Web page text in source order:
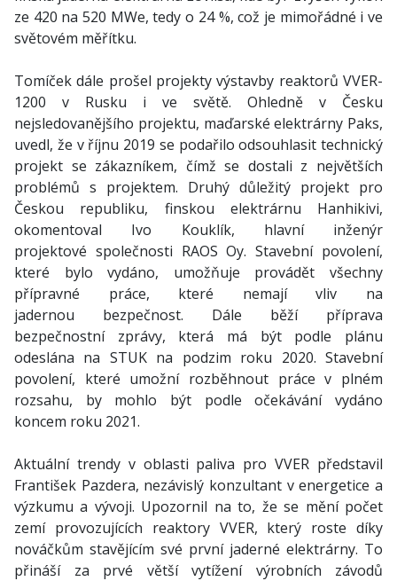
ze 420 na 520 MWe, tedy o 24 %, což je mimořádné i ve
světovém měřítku.
Tomíček dále prošel projekty výstavby reaktorů VVER-
1200 v Rusku i ve světě. Ohledně v Česku
nejsledovanějšího projektu, maďarské elektrárny Paks,
uvedl, že v říjnu 2019 se podařilo odsouhlasit technický
projekt se zákazníkem, čímž se dostali z největších
problémů s projektem. Druhý důležitý projekt pro
Českou republiku, finskou elektrárnu Hanhikivi,
okomentoval Ivo Kouklík, hlavní inženýr
projektové společnosti RAOS Oy. Stavební povolení,
které bylo vydáno, umožňuje provádět všechny
přípravné práce, které nemají vliv na
jadernou bezpečnost. Dále běží příprava
bezpečnostní zprávy, která má být podle plánu
odeslána na STUK na podzim roku 2020. Stavební
povolení, které umožní rozběhnout práce v plném
rozsahu, by mohlo být podle očekávání vydáno
koncem roku 2021.
Aktuální trendy v oblasti paliva pro VVER představil
František Pazdera, nezávislý konzultant v energetice a
výzkumu a vývoji. Upozornil na to, že se mění počet
zemí provozujících reaktory VVER, který roste díky
nováčkům stavějícím své první jaderné elektrárny. To
přináší za prvé větší vytížení výrobních závodů